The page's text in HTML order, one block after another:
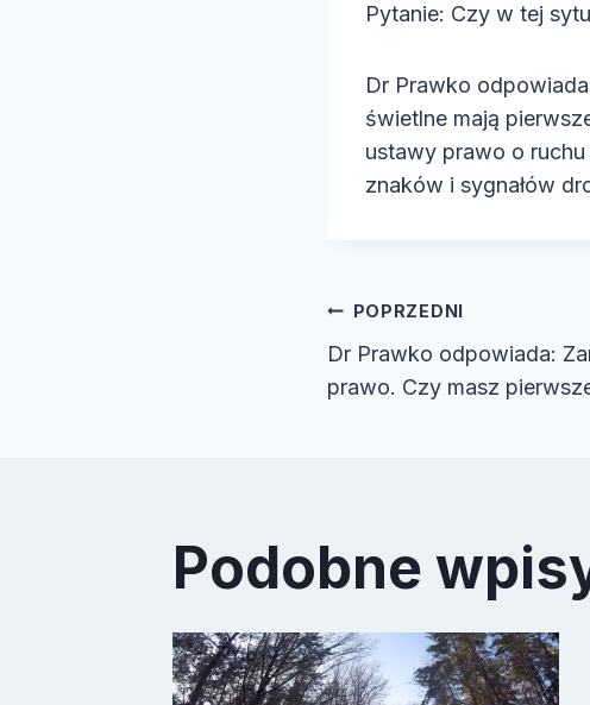
e
Pytanie: Czy w tej
Dr Prawko
świetlne mają
ustawy prawo o
znaków i sygnałów
wpisu
POPRZEDNI
Dr Prawko odpowiada:
prawo. Czy masz
Podobne